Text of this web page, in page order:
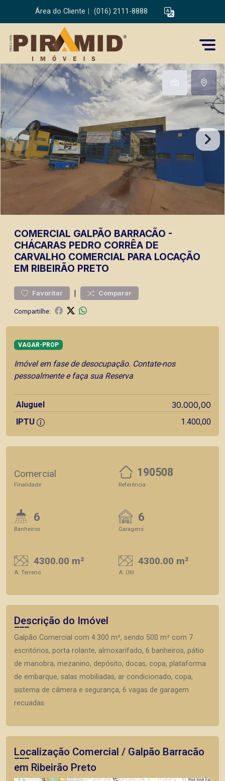
Área do Cliente (016) 2111-8888
COMERCIAL GALPÃO BARRACÃO -
CHÁCARAS PEDRO CORRÊA DE
CARVALHO COMERCIAL PARA LOCAÇÃO
EM RIBEIRÃO PRETO
Favoritar | Comparar
Compartilhe:
VAGAR-PROP
Imóvel em fase de desocupação. Contate-nos
pessoalmente e faça sua Reserva
Aluguel 30.000,00
IPTU 1.400,00
Comercial
Finalidade
190508
Referência
6
Banheiros
6
Garagens
4300.00 m²
A. Terreno
4300.00 m²
A. Útil
Descrição do Imóvel
Galpão Comercial com 4.300 m², sendo 500 m² com 7
escritórios, porta rolante, almoxarifado, 6 banheiros, pátio
de manobra, mezanino, depósito, docas, copa, plataforma
de embarque, salas mobiliadas, ar condicionado, copa,
sistema de câmera e segurança, 6 vagas de garagem
recuadas.
Localização Comercial / Galpão Barracão
em Ribeirão Preto